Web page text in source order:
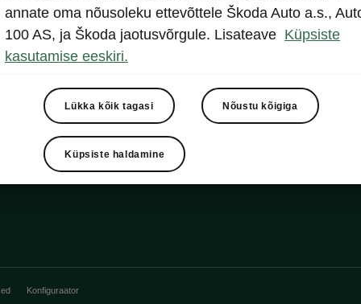
koos animeeritud suunatulede ja tervitusefektiga
Konfiguraator
annate oma nõusoleku ettevõttele Škoda Auto a.s.,
100 AS, ja Škoda jaotusvõrgule. Lisateave Küpsiste
kasutamise eeskiri.
Lükka kõik tagasi Nõustu kõigiga
Küpsiste haldamine